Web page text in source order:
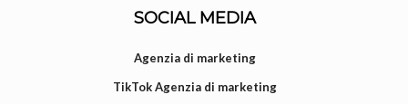
SOCIAL MEDIA
Agenzia di marketing
TikTok Agenzia di marketing